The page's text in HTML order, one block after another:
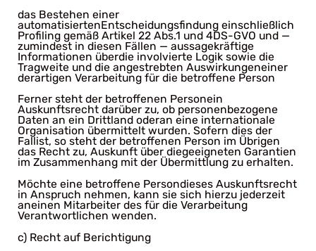
das Bestehen einer
automatisiertenEntscheidungsfindung einschließlich
Profiling gemäß Artikel 22 Abs.1 und 4DS-GVO und —
zumindest in diesen Fällen — aussagekräftige
Informationen überdie involvierte Logik sowie die
Tragweite und die angestrebten Auswirkungeneiner
derartigen Verarbeitung für die betroffene Person
Ferner steht der betroffenen Personein
Auskunftsrecht darüber zu, ob personenbezogene
Daten an ein Drittland oderan eine internationale
Organisation übermittelt wurden. Sofern dies der
Fallist, so steht der betroffenen Person im Übrigen
das Recht zu, Auskunft über diegeeigneten Garantien
im Zusammenhang mit der Übermittlung zu erhalten.
Möchte eine betroffene Persondieses Auskunftsrecht
in Anspruch nehmen, kann sie sich hierzu jederzeit
aneinen Mitarbeiter des für die Verarbeitung
Verantwortlichen wenden.
c) Recht auf Berichtigung